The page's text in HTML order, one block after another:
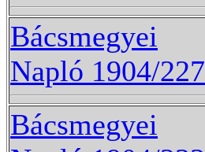
Bácsmegyei
Napló 1904/227
Bácsmegyei